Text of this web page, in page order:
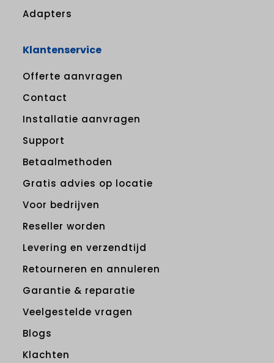
Adapters
Klantenservice
Offerte aanvragen
Contact
Installatie aanvragen
Support
Betaalmethoden
Gratis advies op locatie
Voor bedrijven
Reseller worden
Levering en verzendtijd
Retourneren en annuleren
Garantie & reparatie
Veelgestelde vragen
Blogs
Klachten